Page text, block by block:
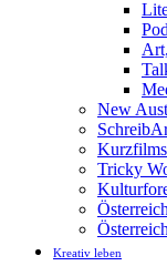
New
Tricky
Kreativ leben